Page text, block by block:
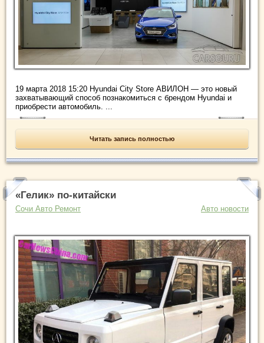
19 марта 2018 15:20 Hyundai City Store АВИЛОН — это новый
захватывающий способ познакомиться с брендом Hyundai и
приобрести автомобиль. ...
Читать запись полностью
«Гелик» по-китайски
Сочи Авто Ремонт Авто новости